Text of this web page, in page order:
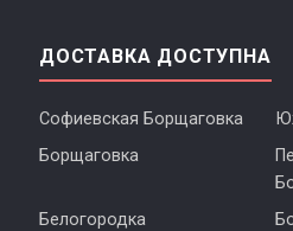
ДОСТАВКА ДОСТУПНА
Софиевская Борщаговка
Борщаговка
Белогородка